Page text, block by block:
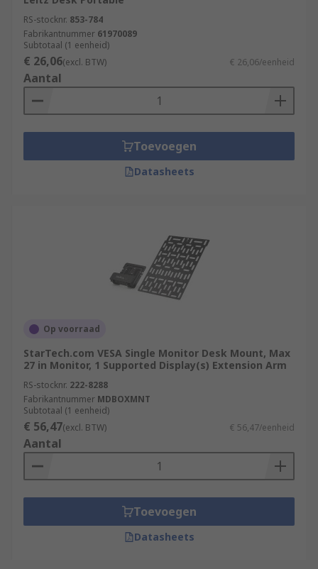
RS-stocknr. 853-784
Fabrikantnummer 61970089
Subtotaal (1 eenheid)
€ 26,06(excl. BTW) € 26,06/eenheid
Aantal
Toevoegen
Datasheets
Op voorraad
StarTech.com VESA Single Monitor Desk Mount, Max
27 in Monitor, 1 Supported Display(s) Extension Arm
RS-stocknr. 222-8288
Fabrikantnummer MDBOXMNT
Subtotaal (1 eenheid)
€ 56,47(excl. BTW) € 56,47/eenheid
Aantal
Toevoegen
Datasheets